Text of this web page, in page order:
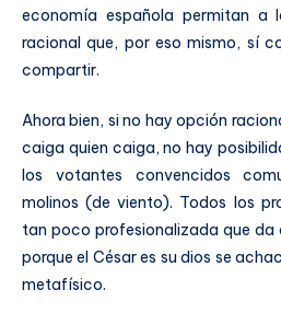
economía española permitan a
racional que, por eso mismo, sí
compartir.
Ahora bien, si no hay opción
caiga quien caiga, no hay
los votantes convencidos
molinos (de viento). Todos los
tan poco profesionalizada que da
porque el César es su dios se
metafísico.